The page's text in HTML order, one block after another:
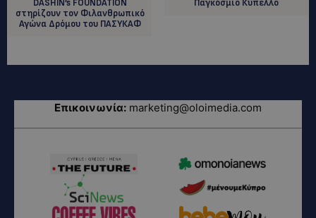
DASHIN’s FOUNDATION
στηρίζουν τον Φιλανθρωπικό
Αγώνα Δρόμου του ΠΑΣΥΚΑΦ
Παγκόσμιο Κύπελλο
Επικοινωνία: marketing@oloimedia.com